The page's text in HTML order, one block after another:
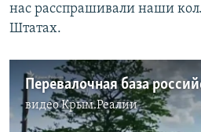
нас расспрашивали наши
Штатах.
видеоКрым.Реалии